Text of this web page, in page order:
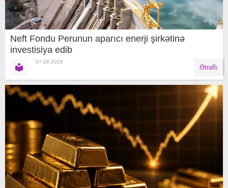
Neft Fondu Perunun aparıcı enerji şirkətinə
investisiya edib
07.08.2026
Ətraflı